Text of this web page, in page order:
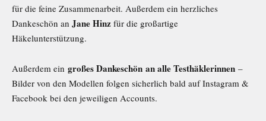
für die feine Zusammenarbeit. Außerdem ein herzliches
Dankeschön an Jane Hinz für die großartige
Häkelunterstützung.
Außerdem ein großes Dankeschön an alle Testhäklerinnen –
Bilder von den Modellen folgen sicherlich bald auf Instagram &
Facebook bei den jeweiligen Accounts.